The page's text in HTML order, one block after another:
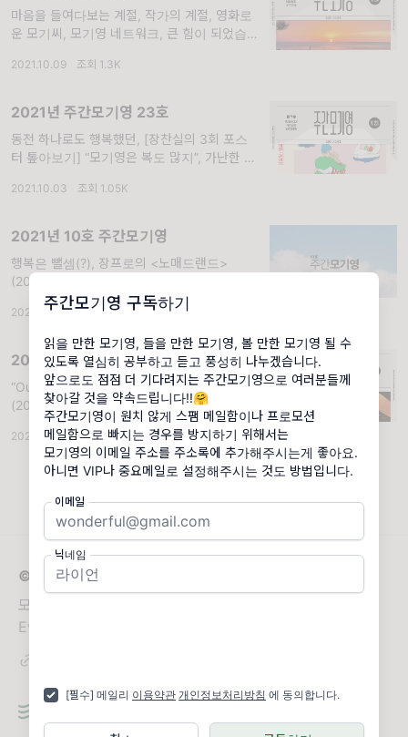
주간모기영 구독하기
읽을 만한 모기영, 들을 만한 모기영, 볼 만한 모기영 될 수
있도록 열심히 공부하고 듣고 풍성히 나누겠습니다.
앞으로도 점점 더 기다려지는 주간모기영으로 여러분들께
찾아갈 것을 약속드립니다!!🤗
주간모기영이 원치 않게 스팸 메일함이나 프로모션
메일함으로 빠지는 경우를 방지하기 위해서는
모기영의 이메일 주소를 주소록에 추가해주시는게 좋아요.
아니면 VIP나 중요메일로 설정해주시는 것도 방법입니다.
이메일
닉네임
[필수] 메일리 이용약관 개인정보처리방침 에 동의합니다.
마음을 들여다보는 계절, 작가의 계절, 영화로
운 모기씨, 모기영 네트워크, 큰 힘이 되었습니
오는 산들바람에 늘 푸른 나무의 병든 잎이나
저절로 나뭇가지에서 땅으로 내려앉는다. ‘땅의
2021.10.09 조회 1.3K
2021년 주간모기영 23호
동전 하나로도 행복했던, [장찬실의 3회 포스
터 톺아보기] “모기영은 복도 많지”, 가난한 자
서 올라온 나에게 서울의 구멍가게는 별천지였
가 동전이라도 주시면 쪼르르 달려가 달콤한 간
2021.10.03 조회 1.05K
2021년 10호 주간모기영
행복은 뺄셈(?), 장프로의 <노매드랜드>
(2020), 강신일 집행위원장 인터뷰: ‘오래참
음’이라는 수레바퀴,[영화로운 모기씨] <더 파
더>(2020) 1부, (행복은 모르겠고^^;) 후원은,
덧셈입니다! . “행복한 순간을 하나씩 더해가면,
그 인생은 결국 행복한 거 아닌가.” ...
2021.07.03 · 조회 909
2022년 주간모기영 40호
“Out of Mind”, [모기수다] <타미 페이의 눈>
(2021)으로 문을 열었습니다!, 마음을 담아 보
내주신 후원에 감사드립니다., [주간모기영] 1
주년 기념 이벤트!. 💬 “Out of Mind” 영어 사
전에 보면 out of mind는 크레이지(crazy, 미
쳤다)의 동어...
2022.04.30 · 조회 1.16K
© 2026 주간모기영
모두를위한기독교영화제｜Christian Film Festival For
Everyone｜혐오 대신 도모, 배제 대신 축제